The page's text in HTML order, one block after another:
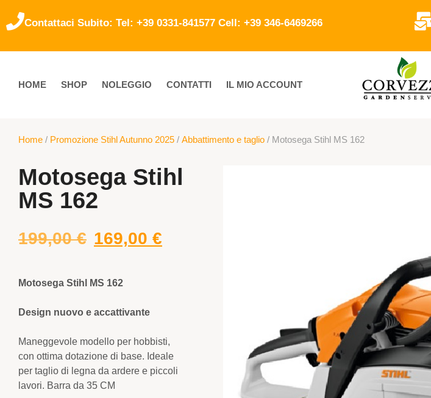
Contattaci Subito: Tel: +39 0331-841577 Cell: +39 346-6469266
HOME SHOP NOLEGGIO CONTATTI IL MIO ACCOUNT
Home / Promozione Stihl Autunno 2025 / Abbattimento e taglio / Motosega Stihl MS 162
Motosega Stihl
MS 162
199,00€ 169,00 €
Motosega Stihl MS 162
Design nuovo e accattivante
Maneggevole modello per hobbisti,
con ottima dotazione di base. Ideale
per taglio di legna da ardere e piccoli
lavori. Barra da 35 CM